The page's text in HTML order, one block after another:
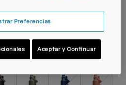
Preferencias
Aceptar y Continuar